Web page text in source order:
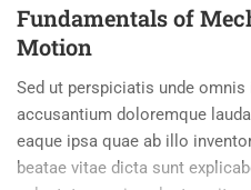
Fundamentals of
Motion
Sed ut perspiciatis unde
accusantium doloremque
eaque ipsa quae ab illo
beatae vitae dicta sunt